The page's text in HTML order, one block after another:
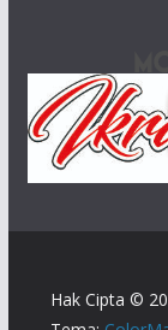
Hak Cipta ©